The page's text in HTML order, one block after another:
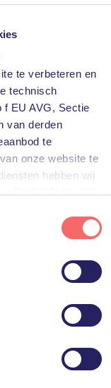
te verbeteren en
technisch
f EU AVG, Sectie
van derden
te
onze website te
hebben wij
EU-DSGVO, §25
door op “Alles
niet akkoord gaat,
diensten
door
meer